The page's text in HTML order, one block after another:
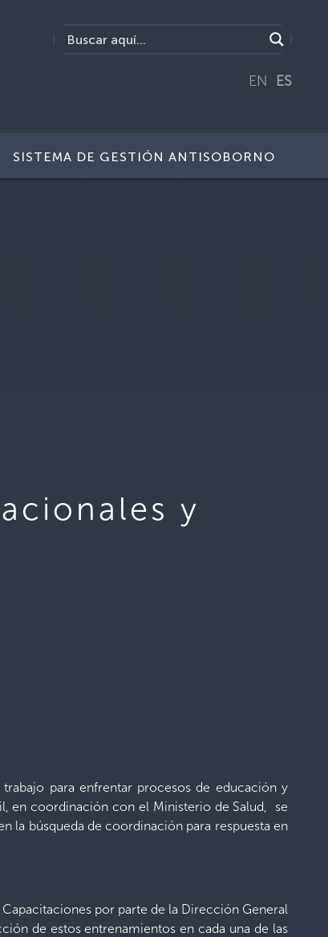
EN ES
SISTEMA DE GESTIÓN ANTISOBORNO
y
para enfrentar procesos de educación y
en coordinación con el Ministerio de Salud, se
la búsqueda de coordinación para respuesta en
por parte de la Dirección General
de estos entrenamientos en cada una de las